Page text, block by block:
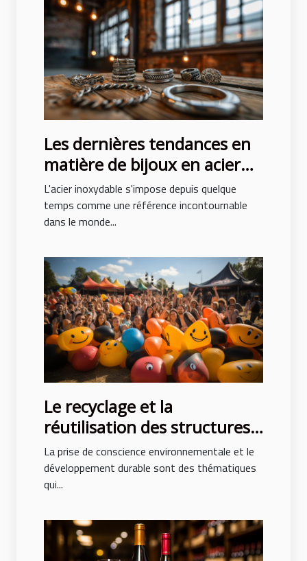
Les dernières tendances en
matière de bijoux en acier
inoxydable
L'acier inoxydable s'impose depuis quelque
temps comme une référence incontournable
dans le monde...
Le recyclage et la
réutilisation des structures
gonflables après des
événements
La prise de conscience environnementale et le
développement durable sont des thématiques
qui...